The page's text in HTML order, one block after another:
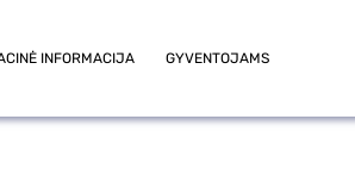
INFORMACIJA GYVENTOJAMS